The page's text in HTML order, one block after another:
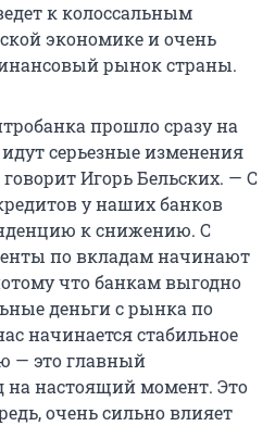
к колоссальным
экономике и очень
рынок страны.
прошло сразу на
идут серьезные изменения
Игорь Бельских. — С
у наших банков
к снижению. С
по вкладам начинают
что банкам выгодно
деньги с рынка по
начинается стабильное
— это главный
на настоящий момент. Это
очень сильно влияет